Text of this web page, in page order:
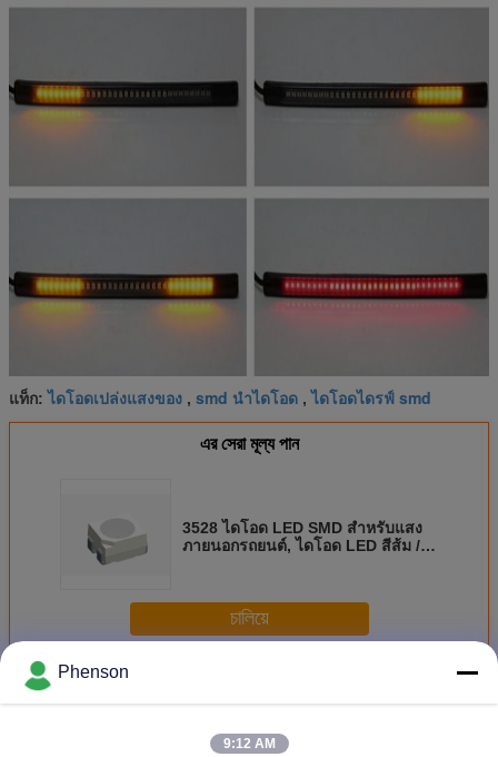
แท็ก: ไดโอดเปล่งแสงของ , smd นำไดโอด , ไดโอดไดรฟ์ smd
এর সেরা মূল্য পান
3528 ไดโอด LED SMD สำหรับแสง
ภายนอกรถยนต์, ไดโอด LED สีส้ม /
চালিয়ে
มากกว่าSMD LED ไดโอด
Phenson
9:12 AM